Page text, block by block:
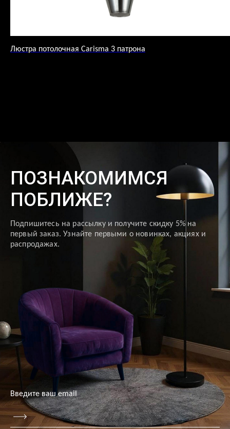
Люстра потолочная Carisma 3 патрона
ПОЗНАКОМИМСЯ
ПОБЛИЖЕ?
Подпишитесь на рассылку и получите скидку 5% на
первый заказ. Узнайте первыми о новинках, акциях и
распродажах.